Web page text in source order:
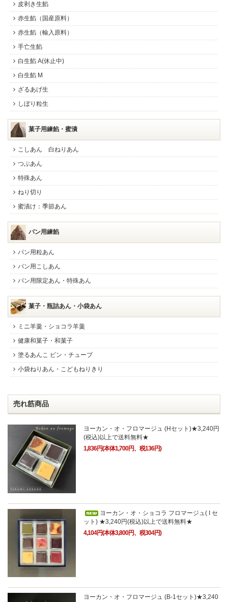
皮剥き生餡
赤生餡（国産原料）
赤生餡（輸入原料）
手亡生餡
白生餡 A(休止中)
白生餡 M
ざるあげ生
しぼり粒生
菓子用練餡・蜜漬
こしあん 白ねりあん
つぶあん
特殊あん
ねり切り
蜜漬け：季節あん
パン用練餡
パン用粒あん
パン用こしあん
パン用限定あん・特殊あん
菓子・瓶詰あん・小袋あん
ミニ羊羹・ショコラ羊羹
健康和菓子・和菓子
塗るあんこ ビン・チューブ
小袋ねりあん・こどもねりきり
売れ筋商品
ヨーカン・オ・フロマージュ (Hセット)★3,240円
(税込)以上で送料無料★
1,836円(本体1,700円、税136円)
ヨーカン・オ・ショコラ フロマージュ( I セ
ット) ★3,240円(税込)以上で送料無料★
4,104円(本体3,800円、税304円)
ヨーカン・オ・フロマージュ (B-1セット)★3,240